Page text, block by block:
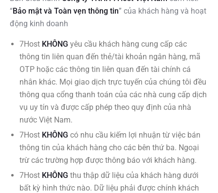
“Bảo mật và Toàn vẹn thông tin” của khách hàng và hoạt
động kinh doanh
7Host KHÔNG yêu cầu khách hàng cung cấp các
thông tin liên quan đến thẻ/tài khoản ngân hàng, mã
OTP hoặc các thông tin liên quan đến tài chính cá
nhân khác. Mọi giao dịch trực tuyến của chúng tôi đều
thông qua cổng thanh toán của các nhà cung cấp dịch
vụ uy tín và được cấp phép theo quy định của nhà
nước Việt Nam.
7Host KHÔNG có nhu cầu kiếm lợi nhuận từ việc bán
thông tin của khách hàng cho các bên thứ ba. Ngoại
trừ các trường hợp được thông báo với khách hàng.
7Host KHÔNG thu thập dữ liệu của khách hàng dưới
bất kỳ hình thức nào. Dữ liệu phải được chính khách